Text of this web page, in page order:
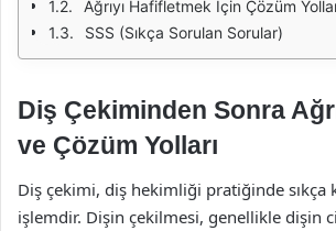
Ağrıyı Hafifletmek İçin Çözüm
SSS (Sıkça Sorulan Sorular)
Diş Çekiminden Sonra
ve Çözüm Yolları
Diş çekimi, diş hekimliği pratiğinde sıkça
işlemdir. Dişin çekilmesi, genellikle dişin